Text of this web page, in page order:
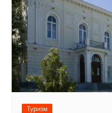
Туризм